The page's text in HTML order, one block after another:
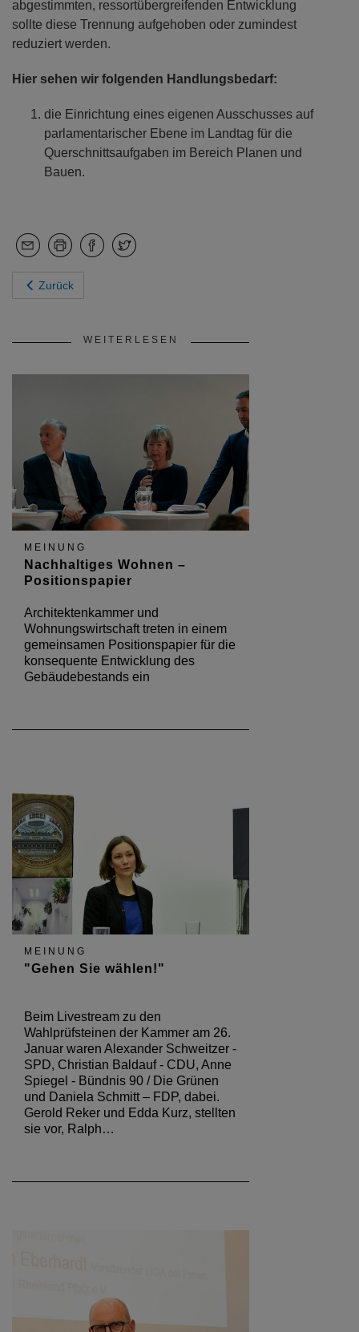
abgestimmten, ressortübergreifenden Entwicklung
sollte diese Trennung aufgehoben oder zumindest
reduziert werden.
Hier sehen wir folgenden Handlungsbedarf:
die Einrichtung eines eigenen Ausschusses auf
parlamentarischer Ebene im Landtag für die
Querschnittsaufgaben im Bereich Planen und
Bauen.
Zurück
WEITERLESEN
MEINUNG
Nachhaltiges Wohnen –
Positionspapier
Architektenkammer und
Wohnungswirtschaft treten in einem
gemeinsamen Positionspapier für die
konsequente Entwicklung des
Gebäudebestands ein
MEINUNG
"Gehen Sie wählen!"
Beim Livestream zu den
Wahlprüfsteinen der Kammer am 26.
Januar waren Alexander Schweitzer -
SPD, Christian Baldauf - CDU, Anne
Spiegel - Bündnis 90 / Die Grünen
und Daniela Schmitt – FDP, dabei.
Gerold Reker und Edda Kurz, stellten
sie vor, Ralph…